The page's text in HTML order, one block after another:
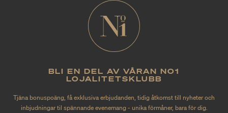
BLI EN DEL AV VÅRAN NO1
LOJALITETSKLUBB
Tjäna bonuspoäng, få exklusiva erbjudanden, tidig åtkomst till nyheter och
inbjudningar til spännande evenemang - unika förmåner, bara för dig.